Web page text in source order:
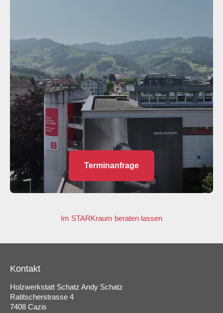
Terminanfrage
Im STARKraum beraten lassen
Kontakt
Holzwerkstatt Schatz Andy Schatz
Ratitscherstrasse 4
7408 Cazis